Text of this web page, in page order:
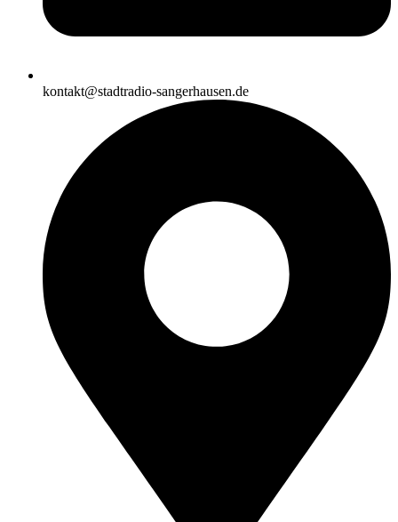
kontakt@stadtradio-sangerhausen.de